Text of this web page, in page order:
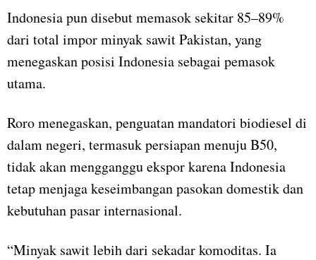
Indonesia pun disebut memasok sekitar 85–89%
dari total impor minyak sawit Pakistan, yang
menegaskan posisi Indonesia sebagai pemasok
utama.
Roro menegaskan, penguatan mandatori biodiesel di
dalam negeri, termasuk persiapan menuju B50,
tidak akan mengganggu ekspor karena Indonesia
tetap menjaga keseimbangan pasokan domestik dan
kebutuhan pasar internasional.
“Minyak sawit lebih dari sekadar komoditas. Ia